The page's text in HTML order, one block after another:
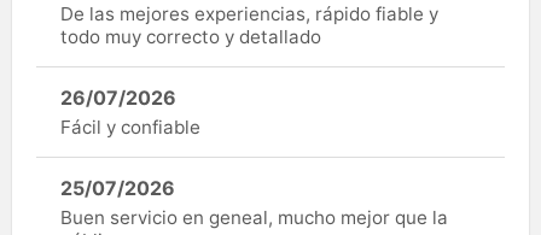
De las mejores experiencias, rápido fiable y
todo muy correcto y detallado
26/07/2026
Fácil y confiable
25/07/2026
Buen servicio en geneal, mucho mejor que la